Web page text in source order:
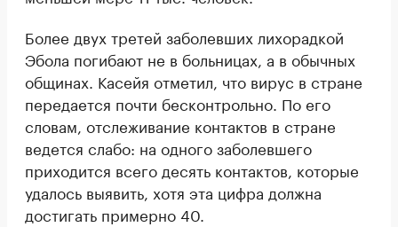
Более двух третей заболевших лихорадкой
Эбола погибают не в больницах, а в обычных
общинах. Касейя отметил, что вирус в стране
передается почти бесконтрольно. По его
словам, отслеживание контактов в стране
ведется слабо: на одного заболевшего
приходится всего десять контактов, которые
удалось выявить, хотя эта цифра должна
достигать примерно 40.